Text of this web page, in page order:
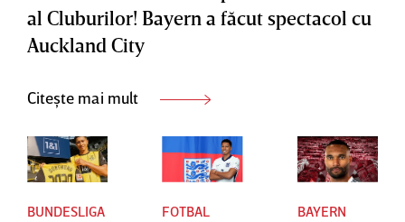
al Cluburilor! Bayern a făcut spectacol cu
Auckland City
Citește mai mult
BUNDESLIGA
FOTBAL
BAYERN